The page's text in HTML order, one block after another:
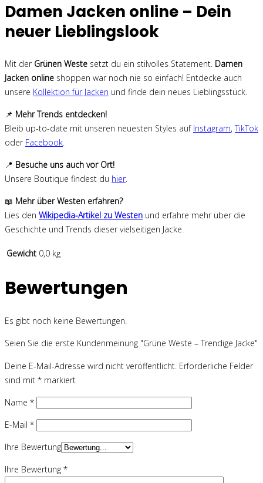
Damen Jacken online – Dein
neuer Lieblingslook
Mit der Grünen Weste setzt du ein stilvolles Statement. Damen
Jacken online shoppen war noch nie so einfach! Entdecke auch
unsere Kollektion für Jacken und finde dein neues Lieblingsstück.
📌 Mehr Trends entdecken!
Bleib up-to-date mit unseren neuesten Styles auf Instagram,TikTok
oder Facebook.
📍 Besuche uns auch vor Ort!
Unsere Boutique findest du hier.
📖 Mehr über Westen erfahren?
Lies den Wikipedia-Artikel zu Westen und erfahre mehr über die
Geschichte und Trends dieser vielseitigen Jacke.
Gewicht 0,0 kg
Bewertungen
Es gibt noch keine Bewertungen.
Seien Sie die erste Kundenmeinung "Grüne Weste – Trendige Jacke"
Deine E-Mail-Adresse wird nicht veröffentlicht. Erforderliche Felder
sind mit * markiert
Name *
E-Mail *
Ihre Bewertung
Ihre Bewertung *